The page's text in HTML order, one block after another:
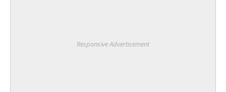
Responsive Advertisement